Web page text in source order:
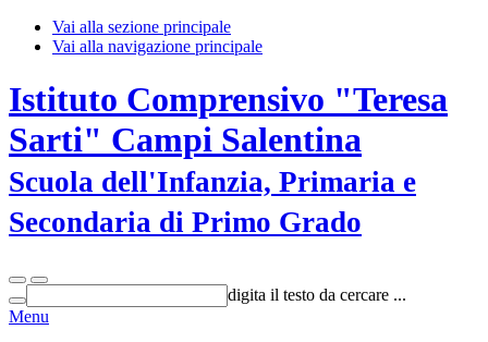
Vai alla sezione principale
Vai alla navigazione principale
Istituto Comprensivo "Teresa
Sarti" Campi Salentina
Scuola dell'Infanzia, Primaria e
Secondaria di Primo Grado
digita il testo da cercare ...
Menu